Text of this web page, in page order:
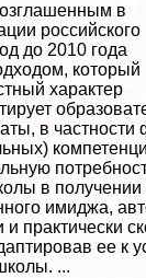
в
российского
до 2010 года
который
хаpaктер
в
в
имиджа,
и пpaктически
ее к
...